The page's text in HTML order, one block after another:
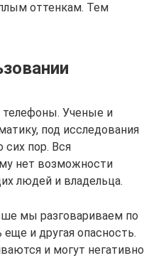
оттенкам. Тем
Ученые и
под исследования
сих пор. Вся
нет возможности
людей и владельца.
мы разговариваем по
и другая опасность.
и могут негативно